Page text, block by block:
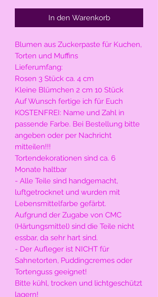
In den Warenkorb
Blumen aus Zuckerpaste für Kuchen,
Torten und Muffins
Lieferumfang:
Rosen 3 Stück ca. 4 cm
Kleine Blümchen 2 cm 10 Stück
Auf Wunsch fertige ich für Euch
KOSTENFREI: Name und Zahl in
passende Farbe. Bei Bestellung bitte
angeben oder per Nachricht
mitteilen!!!
Tortendekorationen sind ca. 6
Monate haltbar
- Alle Teile sind handgemacht,
luftgetrocknet und wurden mit
Lebensmittelfarbe gefärbt.
Aufgrund der Zugabe von CMC
(Härtungsmittel) sind die Teile nicht
essbar, da sehr hart sind.
- Der Aufleger ist NICHT für
Sahnetorten, Puddingcremes oder
Tortenguss geeignet!
Bitte kühl, trocken und lichtgeschützt
lagern!